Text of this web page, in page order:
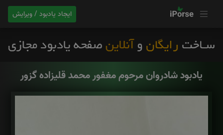
ایجاد یادبود / ویرایش
یادبود شادروان مرحوم مغفور محمد قلیزاده گزور